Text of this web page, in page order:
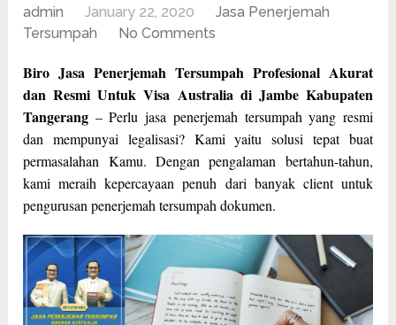
admin January 22, 2020
Jasa Penerjemah
Tersumpah
No Comments
Biro Jasa Penerjemah Tersumpah Profesional Akurat
dan Resmi Untuk Visa Australia di Jambe Kabupaten
Tangerang – Perlu jasa penerjemah tersumpah yang resmi
dan mempunyai legalisasi? Kami yaitu solusi tepat buat
permasalahan Kamu. Dengan pengalaman bertahun-tahun,
kami meraih kepercayaan penuh dari banyak client untuk
pengurusan penerjemah tersumpah dokumen.